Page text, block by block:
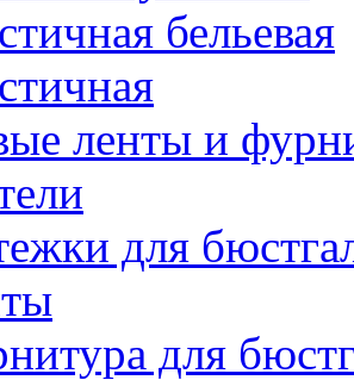
бельевая
ленты и
для
для